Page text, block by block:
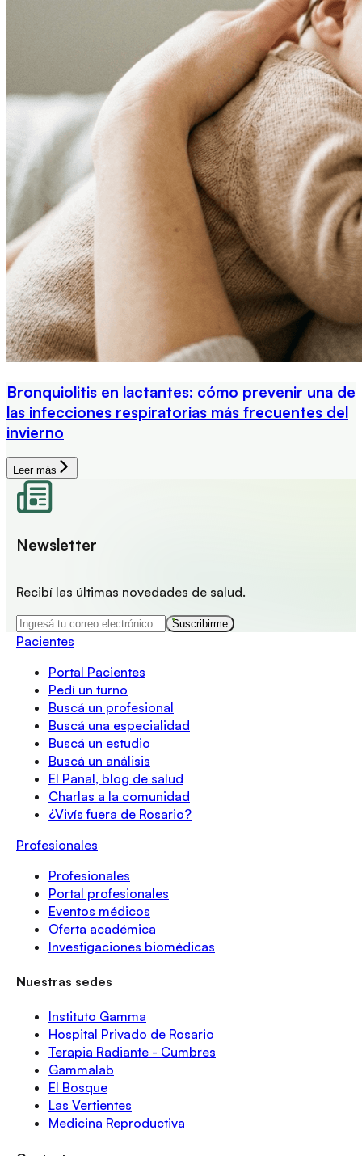
Bronquiolitis en lactantes: cómo prevenir una de
las infecciones respiratorias más frecuentes del
invierno
Leer más
Newsletter
Recibí las últimas novedades de salud.
Suscribirme
Pacientes
Portal Pacientes
Pedí un turno
Buscá un profesional
Buscá una especialidad
Buscá un estudio
Buscá un análisis
El Panal, blog de salud
Charlas a la comunidad
¿Vivís fuera de Rosario?
Profesionales
Profesionales
Portal profesionales
Eventos médicos
Oferta académica
Investigaciones biomédicas
Nuestras sedes
Instituto Gamma
Hospital Privado de Rosario
Terapia Radiante - Cumbres
Gammalab
El Bosque
Las Vertientes
Medicina Reproductiva